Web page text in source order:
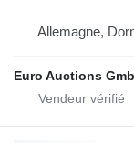
Allemagne,
Euro Auctions